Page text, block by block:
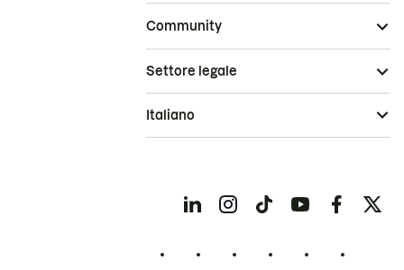
Community
Settore legale
Italiano